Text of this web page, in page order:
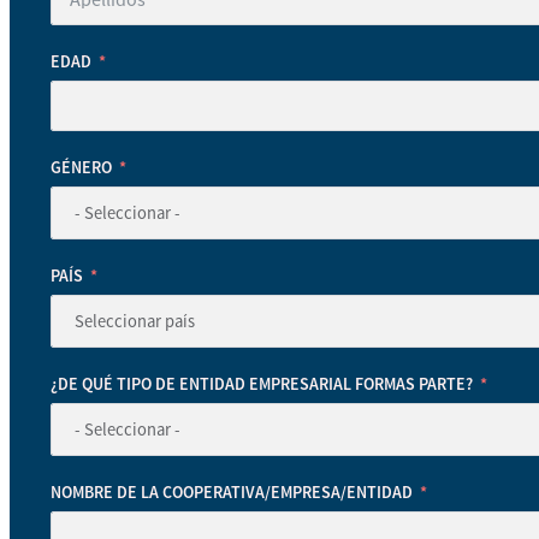
EDAD
GÉNERO
PAÍS
¿DE QUÉ TIPO DE ENTIDAD EMPRESARIAL FORMAS PARTE?
NOMBRE DE LA COOPERATIVA/EMPRESA/ENTIDAD